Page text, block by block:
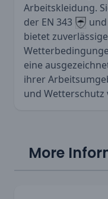
Arbeitskleidung.
der EN 343
und
bietet
eine
ihrer
und Wetterschutz
More